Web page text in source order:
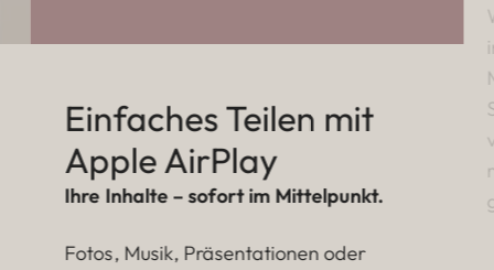
Einfaches Teilen mit
Apple AirPlay
Ihre Inhalte – sofort im Mittelpunkt.
Fotos, Musik, Präsentationen oder